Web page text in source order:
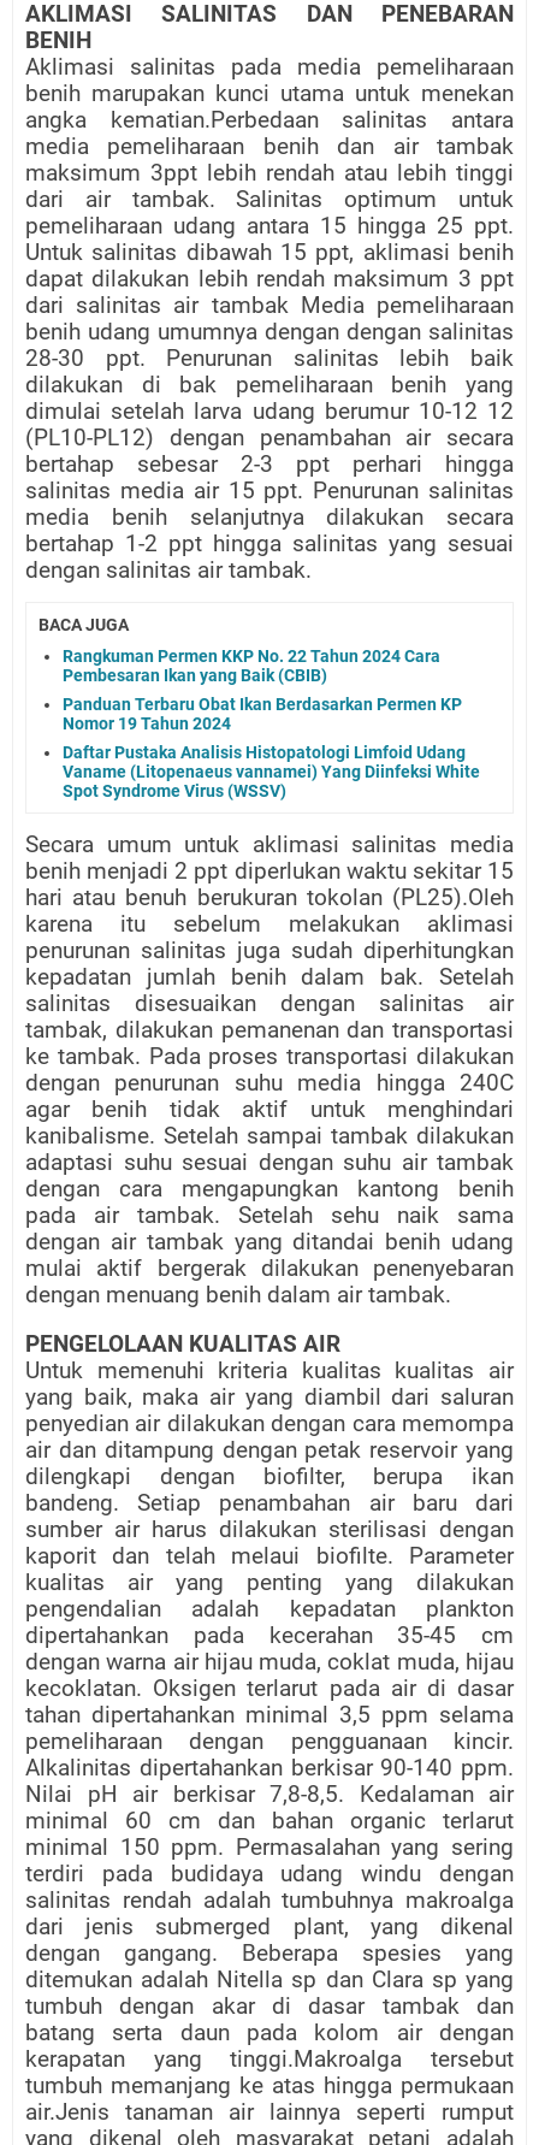
AKLIMASI SALINITAS DAN PENEBARAN
BENIH
Aklimasi salinitas pada media pemeliharaan
benih marupakan kunci utama untuk menekan
angka kematian.Perbedaan salinitas antara
media pemeliharaan benih dan air tambak
maksimum 3ppt lebih rendah atau lebih tinggi
dari air tambak. Salinitas optimum untuk
pemeliharaan udang antara 15 hingga 25 ppt.
Untuk salinitas dibawah 15 ppt, aklimasi benih
dapat dilakukan lebih rendah maksimum 3 ppt
dari salinitas air tambak Media pemeliharaan
benih udang umumnya dengan dengan salinitas
28-30 ppt. Penurunan salinitas lebih baik
dilakukan di bak pemeliharaan benih yang
dimulai setelah larva udang berumur 10-12 12
(PL10-PL12) dengan penambahan air secara
bertahap sebesar 2-3 ppt perhari hingga
salinitas media air 15 ppt. Penurunan salinitas
media benih selanjutnya dilakukan secara
bertahap 1-2 ppt hingga salinitas yang sesuai
dengan salinitas air tambak.
BACA JUGA
Rangkuman Permen KKP No. 22 Tahun 2024 Cara
Pembesaran Ikan yang Baik (CBIB)
Panduan Terbaru Obat Ikan Berdasarkan Permen KP
Nomor 19 Tahun 2024
Daftar Pustaka Analisis Histopatologi Limfoid Udang
Vaname (Litopenaeus vannamei) Yang Diinfeksi White
Spot Syndrome Virus (WSSV)
Secara umum untuk aklimasi salinitas media
benih menjadi 2 ppt diperlukan waktu sekitar 15
hari atau benuh berukuran tokolan (PL25).Oleh
karena itu sebelum melakukan aklimasi
penurunan salinitas juga sudah diperhitungkan
kepadatan jumlah benih dalam bak. Setelah
salinitas disesuaikan dengan salinitas air
tambak, dilakukan pemanenan dan transportasi
ke tambak. Pada proses transportasi dilakukan
dengan penurunan suhu media hingga 240C
agar benih tidak aktif untuk menghindari
kanibalisme. Setelah sampai tambak dilakukan
adaptasi suhu sesuai dengan suhu air tambak
dengan cara mengapungkan kantong benih
pada air tambak. Setelah sehu naik sama
dengan air tambak yang ditandai benih udang
mulai aktif bergerak dilakukan penenyebaran
dengan menuang benih dalam air tambak.
PENGELOLAAN KUALITAS AIR
Untuk memenuhi kriteria kualitas kualitas air
yang baik, maka air yang diambil dari saluran
penyedian air dilakukan dengan cara memompa
air dan ditampung dengan petak reservoir yang
dilengkapi dengan biofilter, berupa ikan
bandeng. Setiap penambahan air baru dari
sumber air harus dilakukan sterilisasi dengan
kaporit dan telah melaui biofilte. Parameter
kualitas air yang penting yang dilakukan
pengendalian adalah kepadatan plankton
dipertahankan pada kecerahan 35-45 cm
dengan warna air hijau muda, coklat muda, hijau
kecoklatan. Oksigen terlarut pada air di dasar
tahan dipertahankan minimal 3,5 ppm selama
pemeliharaan dengan pengguanaan kincir.
Alkalinitas dipertahankan berkisar 90-140 ppm.
Nilai pH air berkisar 7,8-8,5. Kedalaman air
minimal 60 cm dan bahan organic terlarut
minimal 150 ppm. Permasalahan yang sering
terdiri pada budidaya udang windu dengan
salinitas rendah adalah tumbuhnya makroalga
dari jenis submerged plant, yang dikenal
dengan gangang. Beberapa spesies yang
ditemukan adalah Nitella sp dan Clara sp yang
tumbuh dengan akar di dasar tambak dan
batang serta daun pada kolom air dengan
kerapatan yang tinggi.Makroalga tersebut
tumbuh memanjang ke atas hingga permukaan
air.Jenis tanaman air lainnya seperti rumput
yang dikenal oleh masyarakat petani adalah